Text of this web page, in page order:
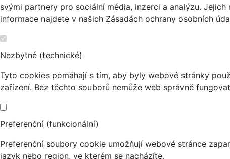
svými partnery pro sociální média, inzerci a analýzu.
informace najdete v našich Zásadách ochrany osobních
Nezbytné (technické)
Tyto cookies pomáhají s tím, aby byly webové stránky
zařízení. Bez těchto souborů nemůže web správně
Preferenční (funkcionální)
Preferenční soubory cookie umožňují webové stránce
jazyk nebo region, ve kterém se nacházíte.